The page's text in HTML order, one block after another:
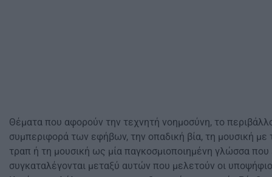
Θέµατα που αφορούν την τεχνητή νοηµοσύνη, το
συµπεριφορά των εφήβων, την οπαδική βία, τη µουσική µε
τραπ ή τη µουσική ως µία παγκοσµιοποιηµένη γλώσσα
συγκαταλέγονται µεταξύ αυτών που µελετούν οι